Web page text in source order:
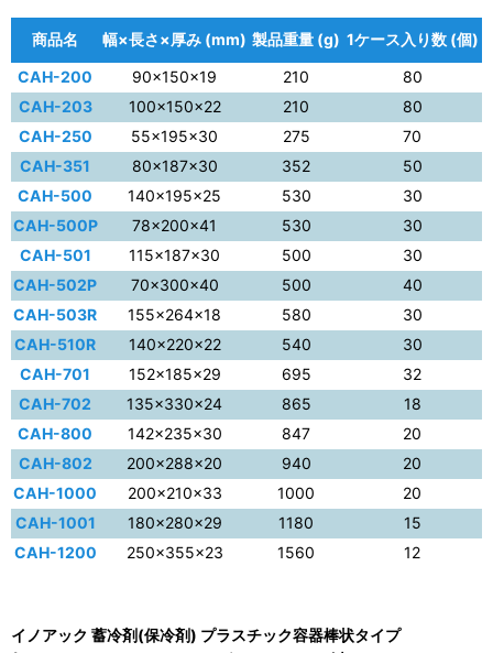
商品名 幅×長さ×厚み (mm) 製品重量 (g) 1ケース入り数 (個)
CAH-200
90×150×19 210
80
CAH-203
100×150×22 210
80
CAH-250
55×195×30 275
70
CAH-351
80×187×30 352
50
CAH-500
140×195×25 530
30
CAH-500P
78×200×41 530
30
CAH-501
115×187×30 500
30
CAH-502P
70×300×40 500
40
CAH-503R
155×264×18 580
30
CAH-510R
140×220×22 540
30
CAH-701
152×185×29 695
32
CAH-702
135×330×24 865
18
CAH-800
142×235×30 847
20
CAH-802
200×288×20 940
20
CAH-1000
200×210×33 1000
20
CAH-1001
180×280×29 1180
15
CAH-1200
250×355×23 1560 12
イノアック 蓄冷剤(保冷剤) プラスチック容器棒状タイプ